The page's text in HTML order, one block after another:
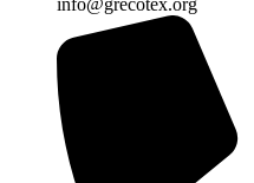
info@grecotex.org